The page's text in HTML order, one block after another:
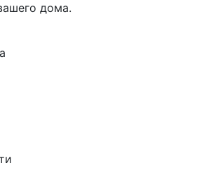
дома.